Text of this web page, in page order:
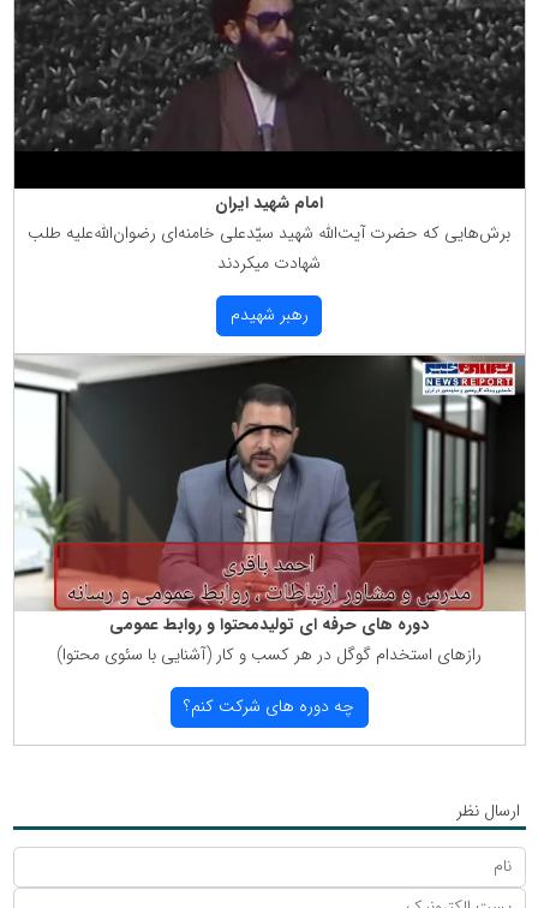
امام شهید ایران
برش‌هایی كه حضرت آیت‌الله شهید سیّدعلی خامنه‌ای رضوان‌الله‌علیه طلب
شهادت میكردند
رهبر شهیدم
دوره های حرفه ای تولیدمحتوا و روابط عمومی
رازهای استخدام گوگل در هر كسب و كار (آشنایی با سئوی محتوا)
چه دوره های شركت كنم؟
ارسال نظر